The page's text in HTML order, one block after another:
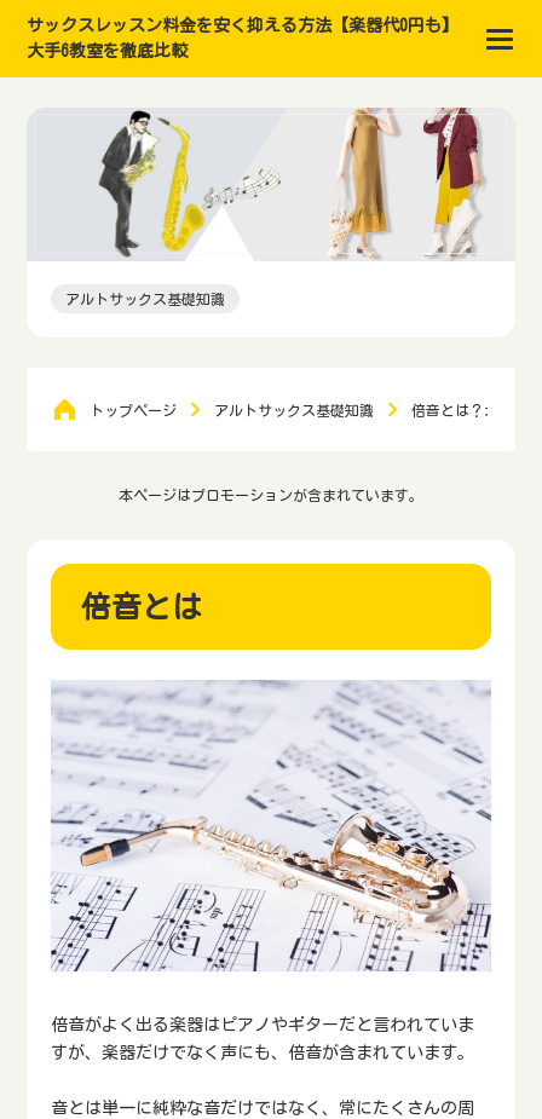
サックスレッスン料金を安く抑える方法【楽器代0円も】
大手6教室を徹底比較
アルトサックス基礎知識
トップページ アルトサックス基礎知識 倍音とは？オーバ
本ページはプロモーションが含まれています。
倍音とは
倍音がよく出る楽器はピアノやギターだと言われていま
すが、楽器だけでなく声にも、倍音が含まれています。
音とは単一に純粋な音だけではなく、常にたくさんの周